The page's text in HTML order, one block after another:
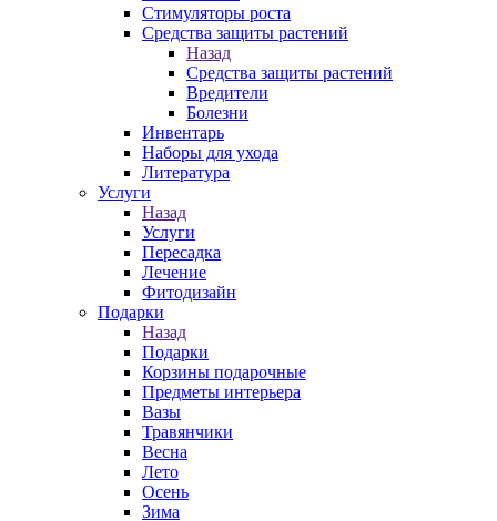
Стимуляторы роста
Средства защиты растений
Назад
Средства защиты растений
Вредители
Болезни
Инвентарь
Наборы для ухода
Литература
Услуги
Назад
Услуги
Пересадка
Лечение
Фитодизайн
Подарки
Назад
Подарки
Корзины подарочные
Предметы интерьера
Вазы
Травянчики
Весна
Лето
Осень
Зима